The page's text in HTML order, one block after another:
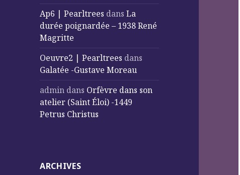
Ap6 | Pearltrees dansLa
durée poignardée – 1938 René
Magritte
Oeuvre2 | Pearltrees dans
Galatée -Gustave Moreau
admin dans Orfèvre dans son
atelier (Saint Éloi) -1449
Petrus Christus
ARCHIVES